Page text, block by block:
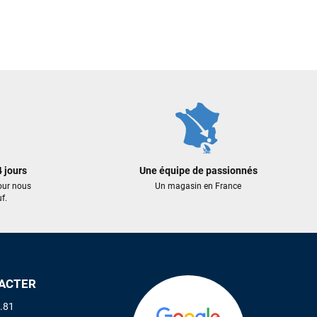
jours
nous
Une équipe de passionnés
Un magasin en France